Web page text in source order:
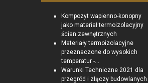
Kompozyt wapienno-konopny
jako materiał termoizolacyjny
ścian zewnętrznych
Materiały termoizolacyjne
przeznaczone do wysokich
temperatur -...
Warunki Techniczne 2021 dla
przegród i złączy budowlanych